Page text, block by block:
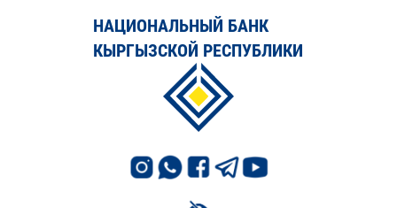
НАЦИОНАЛЬНЫЙ БАНК
КЫРГЫЗСКОЙ РЕСПУБЛИКИ